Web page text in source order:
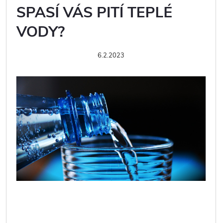
SPASÍ VÁS PITÍ TEPLÉ
VODY?
6.2.2023